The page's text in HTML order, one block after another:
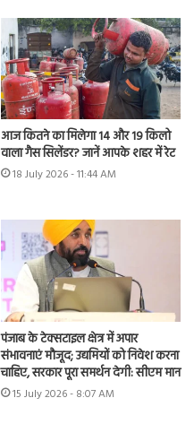
आज कितने का मिलेगा 14 और 19 किलो
वाला गैस सिलेंडर? जानें आपके शहर में रेट
18 July 2026 - 11:44 AM
पंजाब के टेक्सटाइल क्षेत्र में अपार
संभावनाएं मौजूद; उद्यमियों को निवेश करना
चाहिए, सरकार पूरा समर्थन देगी: सीएम मान
15 July 2026 - 8:07 AM